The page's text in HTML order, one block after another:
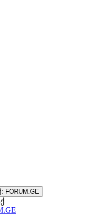
FORUM.GE